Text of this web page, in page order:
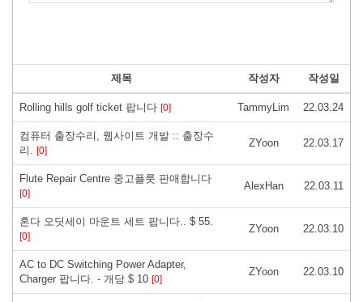
제목 작성자 작성일
Rolling hills golf ticket 팝니다 [0] TammyLim 22.03.24
컴퓨터 출장수리, 웹사이트 개발 :: 출장수
리. [0]
ZYoon 22.03.17
Flute Repair Centre 중고플룻 판매합니다
[0]
AlexHan 22.03.11
혼다 오딧세이 마운트 세트 팝니다.. $ 55.
[0]
ZYoon 22.03.10
AC to DC Switching Power Adapter,
Charger 팝니다. - 개당 $ 10 [0]
ZYoon 22.03.10